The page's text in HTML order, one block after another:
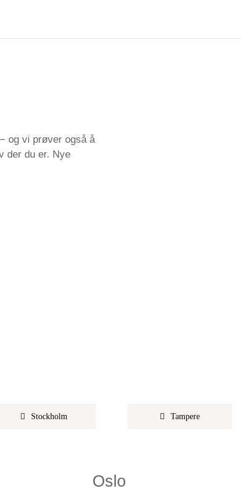
og vi prøver også å
der du er. Nye
Stockholm Tampere
Oslo